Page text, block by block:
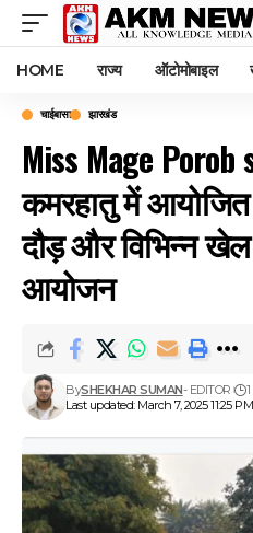
HOME राज्य ऑटोमोबाइल
चाईबासा झारखंड
Miss Mage Porob
कमरहातु में आयोजित
दौड़ और विभिन्न
आयोजन
Last updated: March 7, 2025 11:25 PM
BySHEKHAR SUMAN- EDITOR